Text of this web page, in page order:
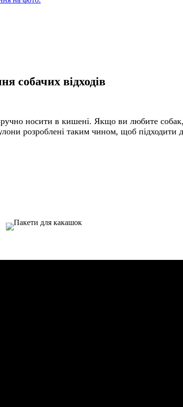
собачих відходів
носити в кишені. Якщо ви любите
розроблені таким чином, щоб підходити